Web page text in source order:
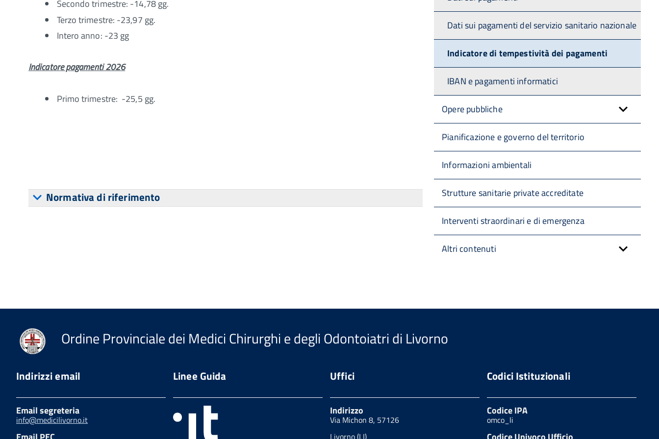
Secondo trimestre: -14,78 gg.
Terzo trimestre: -23,97 gg.
Intero anno: -23 gg
Indicatore pagamenti 2026
Primo trimestre: -25,5 gg.
Normativa di riferimento
Dati sui pagamenti del servizio sanitario nazionale
Indicatore di tempestività dei pagamenti
IBAN e pagamenti informatici
Opere pubbliche
Pianificazione e governo del territorio
Informazioni ambientali
Strutture sanitarie private accreditate
Interventi straordinari e di emergenza
Altri contenuti
Ordine Provinciale dei Medici Chirurghi e degli Odontoiatri di Livorno
Indirizzi email
Email segreteria
info@medicilivorno.it
Linee Guida Uffici
Indirizzo
Via Michon 8, 57126
Codici Istituzionali
Codice IPA
omco_li